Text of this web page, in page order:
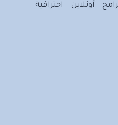
أونلاين احترافية